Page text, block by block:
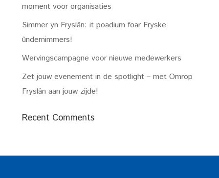
moment voor organisaties
Simmer yn Fryslân: it poadium foar Fryske
ûndernimmers!
Wervingscampagne voor nieuwe medewerkers
Zet jouw evenement in de spotlight – met Omrop
Fryslân aan jouw zijde!
Recent Comments